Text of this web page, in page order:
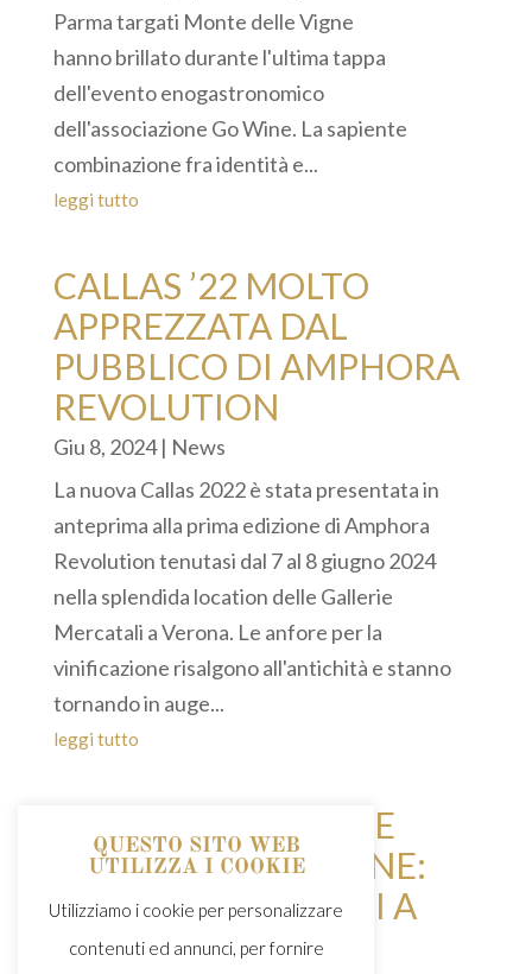
Parma targati Monte delle Vigne
hanno brillato durante l'ultima tappa
dell'evento enogastronomico
dell'associazione Go Wine. La sapiente
combinazione fra identità e...
leggi tutto
CALLAS ’22 MOLTO
APPREZZATA DAL
PUBBLICO DI AMPHORA
REVOLUTION
Giu 8, 2024| News
La nuova Callas 2022 è stata presentata in
anteprima alla prima edizione di Amphora
Revolution tenutasi dal 7 al 8 giugno 2024
nella splendida location delle Gallerie
Mercatali a Verona. Le anfore per la
vinificazione risalgono all'antichità e stanno
tornando in auge...
leggi tutto
COPPINI, DELICIUS E
MONTE DELLE VIGNE:
SINERGIE VINCENTI A
CIBUS 2024
QUESTO SITO WEB
UTILIZZA I COOKIE
Utilizziamo i cookie per personalizzare
contenuti ed annunci, per fornire